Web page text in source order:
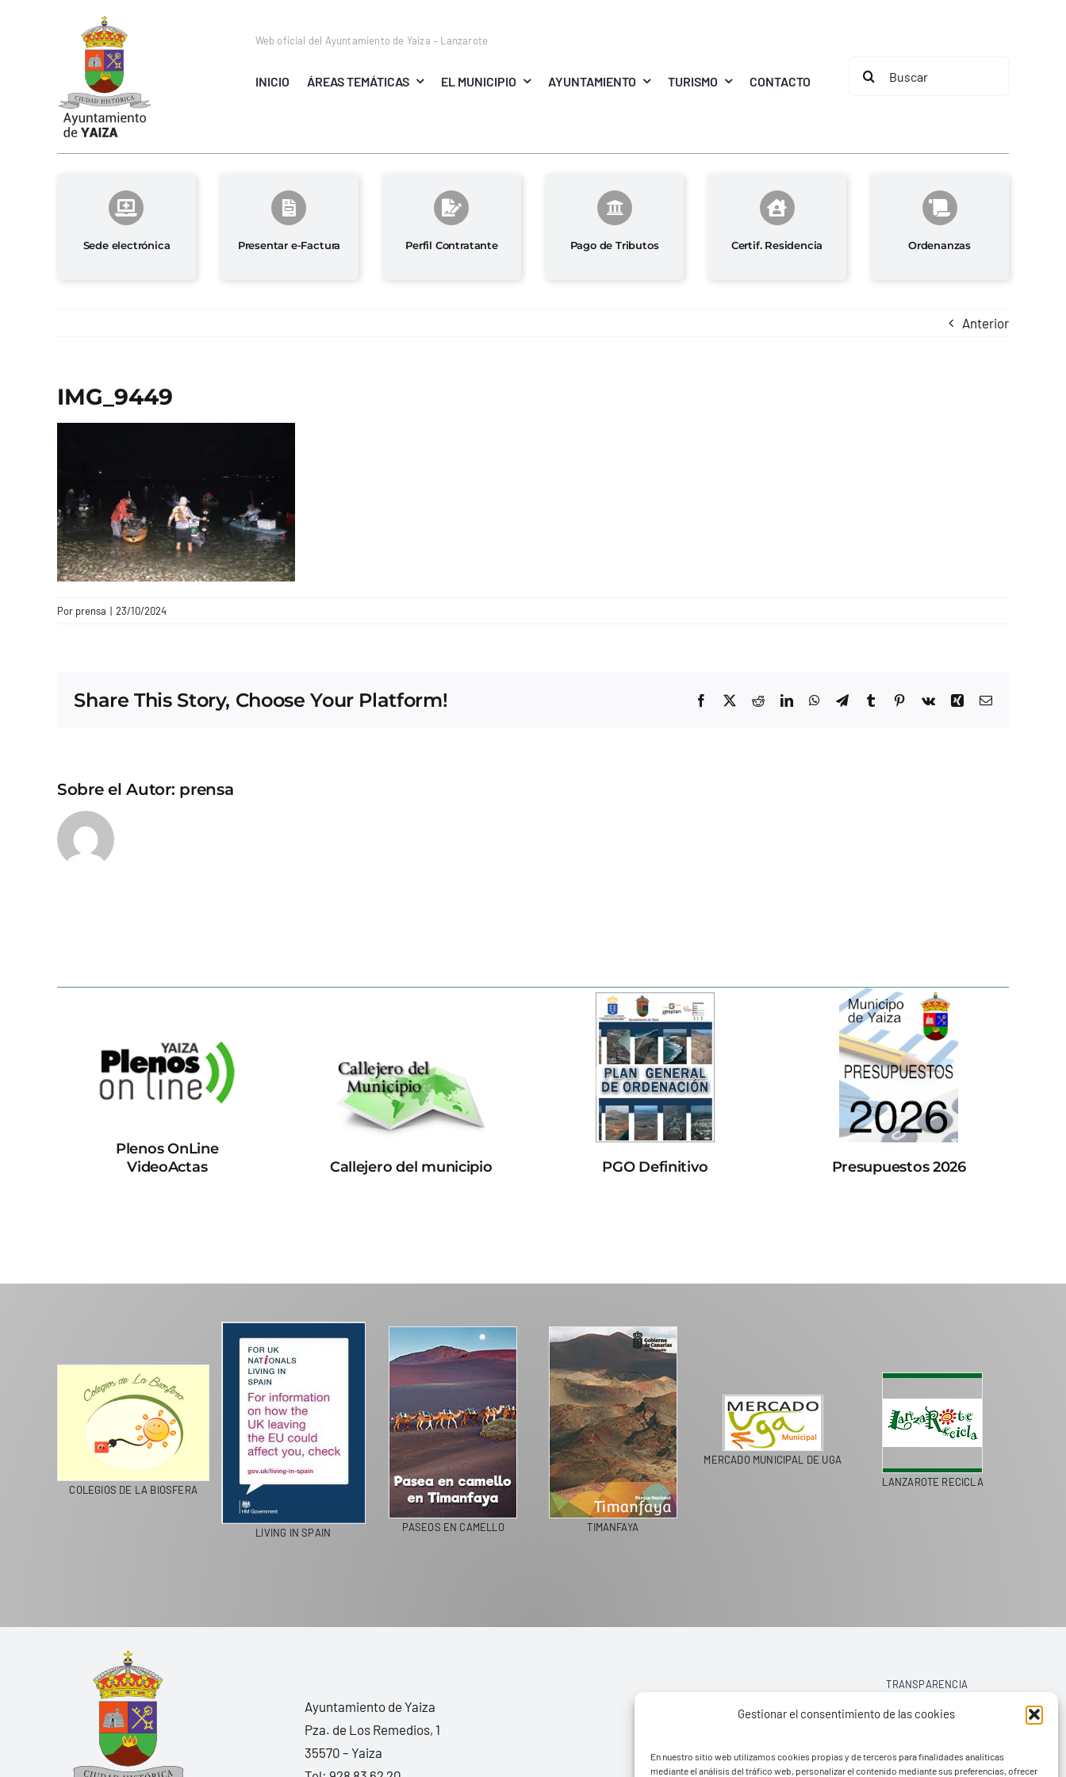
Gestionar el consentimiento de las cookies
En nuestro sitio web utilizamos cookies propias y de terceros para finalidades analíticas
mediante el análisis del tráfico web, personalizar el contenido mediante sus preferencias, ofrecer
Web oficial del Ayuntamiento de Yaiza – Lanzarote
INICIO ÁREAS TEMÁTICAS EL MUNICIPIO AYUNTAMIENTO TURISMO CONTACTO
Buscar:
Sede electrónica Presentar e-Factura Perfil Contratante Pago de Tributos Certif. Residencia Ordenanzas
Anterior
IMG_9449
Por prensa | 23/10/2024
Share This Story, Choose Your Platform! Facebook
X RedditLinkedInWhatsApp
TelegramTumblrPinterest
Vk Xing Correo
Sobre el Autor: prensa
Plenos OnLine
VideoActas
Callejero del municipio PGO Definitivo Presupuestos 2026
COLEGIOS DE LA BIOSFERA
LIVING IN SPAIN PASEOS EN CAMELLO TIMANFAYA
MERCADO MUNICIPAL DE UGA
LANZAROTE RECICLA
Ayuntamiento de Yaiza
Pza. de Los Remedios, 1
35570 – Yaiza
TRANSPARENCIA
AVISO LEGAL
POLÍTICA DE PRIVACIDAD